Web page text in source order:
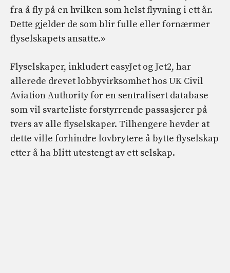
fra å fly på en hvilken som helst flyvning i ett år.
Dette gjelder de som blir fulle eller fornærmer
flyselskapets ansatte.»
Flyselskaper, inkludert easyJet og Jet2, har
allerede drevet lobbyvirksomhet hos UK Civil
Aviation Authority for en sentralisert database
som vil svarteliste forstyrrende passasjerer på
tvers av alle flyselskaper. Tilhengere hevder at
dette ville forhindre lovbrytere å bytte flyselskap
etter å ha blitt utestengt av ett selskap.